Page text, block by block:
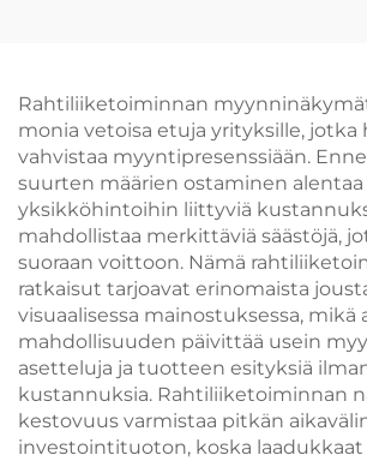
Rahtiliiketoiminnan
monia vetoisa etuja yrityksille, jotka
vahvistaa myyntipresenssiään.
suurten määrien ostaminen
yksikköhintoihin liittyviä
mahdollistaa merkittäviä säästöjä,
suoraan voittoon. Nämä
ratkaisut tarjoavat erinomaista
visuaalisessa mainostuksessa, mikä
mahdollisuuden päivittää usein
asetteluja ja tuotteen esityksiä
kustannuksia. Rahtiliiketoiminnan
kestovuus varmistaa pitkän
investointituoton, koska laadukkaat